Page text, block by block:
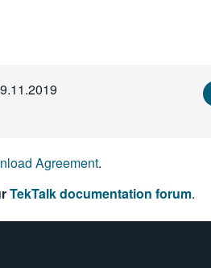
Agreement.
TekTalk documentation forum.